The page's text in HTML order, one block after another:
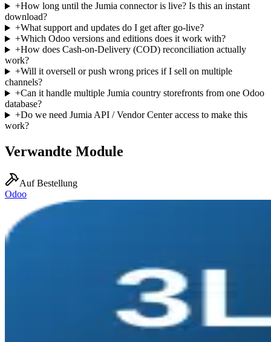
+How long until the Jumia connector is live? Is this an instant
download?
+What support and updates do I get after go-live?
+Which Odoo versions and editions does it work with?
+How does Cash-on-Delivery (COD) reconciliation actually
work?
+Will it oversell or push wrong prices if I sell on multiple
channels?
+Can it handle multiple Jumia country storefronts from one Odoo
database?
+Do we need Jumia API / Vendor Center access to make this
work?
Verwandte Module
Auf Bestellung
Odoo